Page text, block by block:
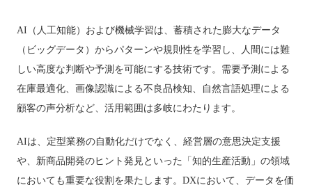
AI（人工知能）および機械学習は、蓄積された膨大なデータ
（ビッグデータ）からパターンや規則性を学習し、人間には難
しい高度な判断や予測を可能にする技術です。需要予測による
在庫最適化、画像認識による不良品検知、自然言語処理による
顧客の声分析など、活用範囲は多岐にわたります。
AIは、定型業務の自動化だけでなく、経営層の意思決定支援
や、新商品開発のヒント発見といった「知的生産活動」の領域
においても重要な役割を果たします。DXにおいて、データを価